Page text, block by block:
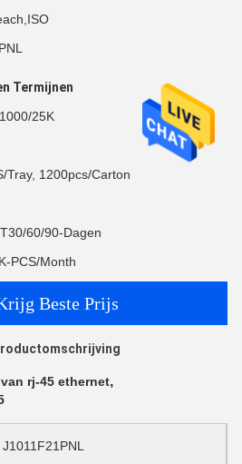
Termijnen
25K
Tray, 1200pcs/Carton
60/90-Dagen
PCS/Month
Beste Prijs
rj-45 ethernet,
J1011F21PNL